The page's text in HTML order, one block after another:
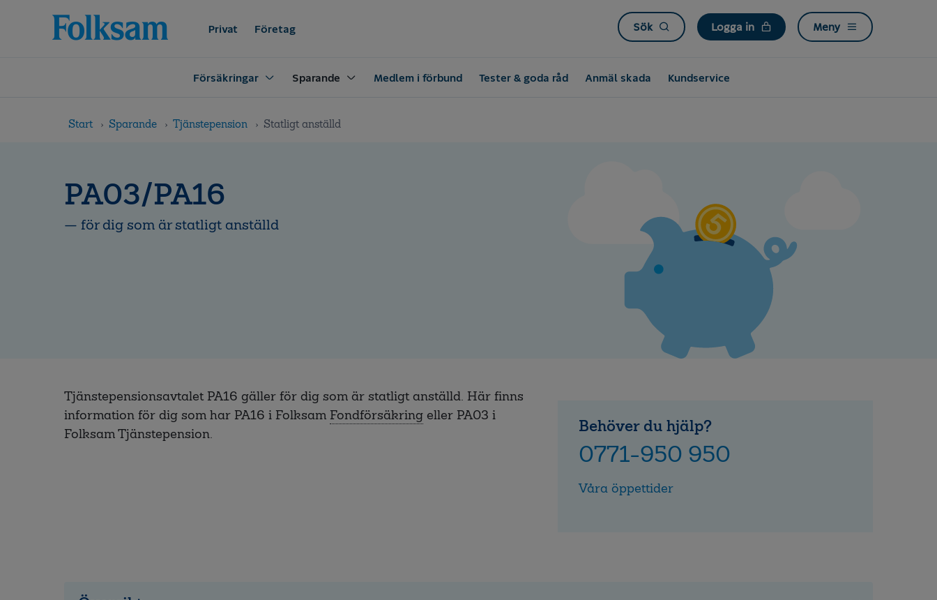
navigation
Privat Företag Sök Logga in Meny
Försäkringar Sparande Medlem i förbund Tester & goda råd Anmäl skada Kundservice
Start Sparande Tjänstepension Statligt anställd
PA03/PA16
— för dig som är statligt anställd
Tjänstepensionsavtalet PA16 gäller för dig som är statligt anställd. Här finns
information för dig som har PA16 i Folksam Fondförsäkring eller PA03 i
Folksam Tjänstepension.
Behöver du hjälp?
0771-950 950
Våra öppettider